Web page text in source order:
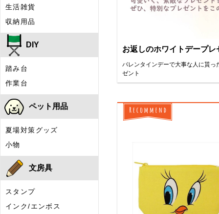
お返しのホワイトデープレ
バレンタインデーで大事な人に貰っ
ゼント